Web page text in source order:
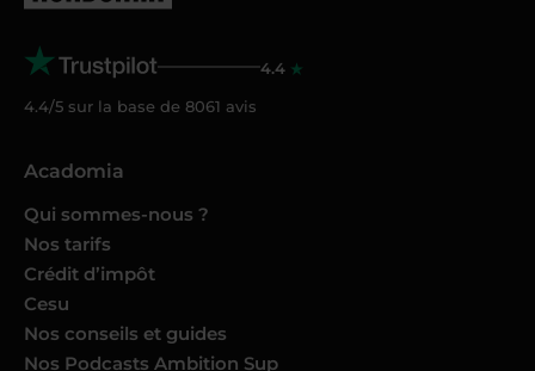
4.4
4.4/5 sur la base de 8061 avis
Acadomia
Qui sommes-nous ?
Nos tarifs
Crédit d’impôt
Cesu
Nos conseils et guides
Nos Podcasts Ambition Sup